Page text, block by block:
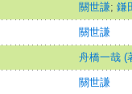
關世謙; 鎌
關世謙
舟橋一哉 (
關世謙